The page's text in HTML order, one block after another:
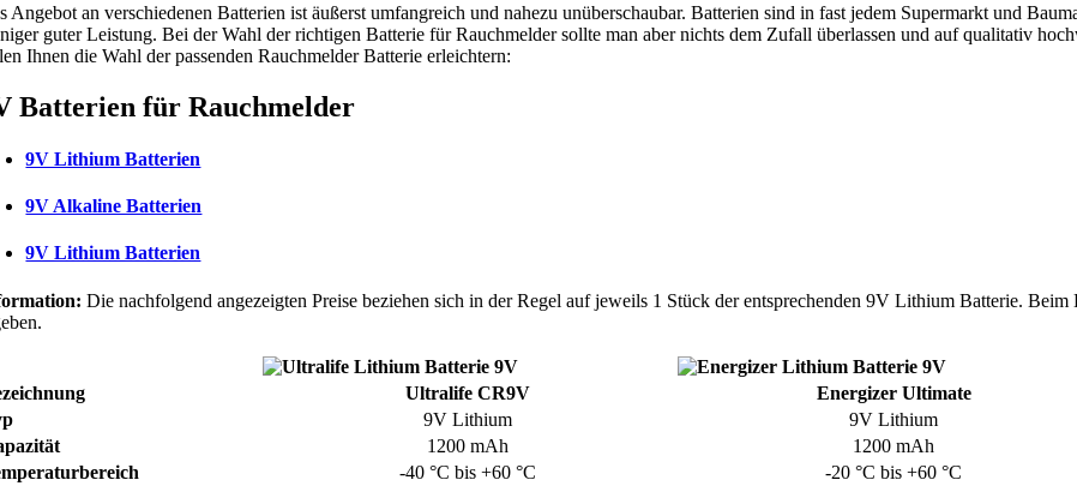
Angebot an verschiedenen Batterien ist äußerst umfangreich und nahezu unüberschaubar. Batterien sind in fast jedem Supermarkt und
guter Leistung. Bei der Wahl der richtigen Batterie für Rauchmelder sollte man aber nichts dem Zufall überlassen und auf qualitativ
Ihnen die Wahl der passenden Rauchmelder Batterie erleichtern:
Batterien für Rauchmelder
9V Lithium Batterien
9V Alkaline Batterien
9V Lithium Batterien
Die nachfolgend angezeigten Preise beziehen sich in der Regel auf jeweils 1 Stück der entsprechenden 9V Lithium Batterie.
Ultralife CR9V Energizer Ultimate
9V Lithium 9V Lithium
1200 mAh 1200 mAh
-40 °C bis +60 °C -20 °C bis +60 °C